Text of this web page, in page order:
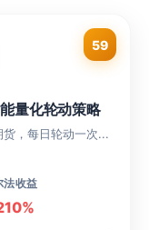
59
量化轮动策略
，每日轮动一次...
法收益